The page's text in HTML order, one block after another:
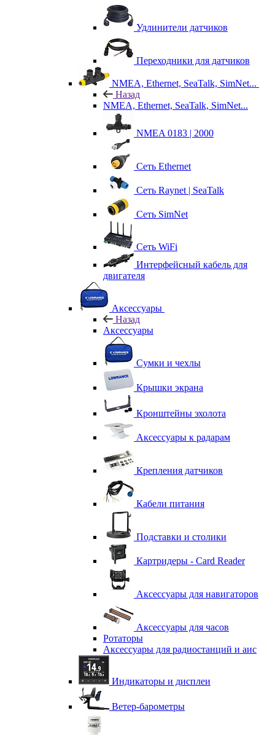
Удлинители датчиков
Переходники для датчиков
NMEA, Ethernet, SeaTalk, SimNet...
Назад
NMEA, Ethernet, SeaTalk, SimNet...
NMEA 0183 | 2000
Сеть Ethernet
Сеть Raynet | SeaTalk
Сеть SimNet
Сеть WiFi
Интерфейсный кабель для
двигателя
Аксессуары
Назад
Аксессуары
Сумки и чехлы
Крышки экрана
Кронштейны эхолота
Аксессуары к радарам
Крепления датчиков
Кабели питания
Подставки и столики
Картридеры - Card Reader
Аксессуары для навигаторов
Аксессуары для часов
Ротаторы
Аксессуары для радиостанций и аис
Индикаторы и дисплеи
Ветер-барометры